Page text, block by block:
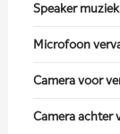
Speaker
Microfoon
Camera voor
Camera achter